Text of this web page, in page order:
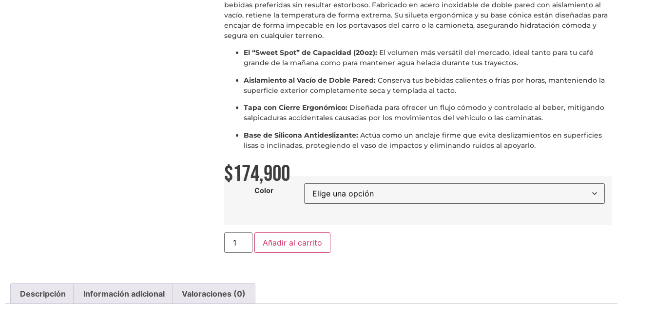
bebidas preferidas sin resultar estorboso. Fabricado en acero inoxidable de doble pared con aislamiento al
vacío, retiene la temperatura de forma extrema. Su silueta ergonómica y su base cónica están diseñadas para
encajar de forma impecable en los portavasos del carro o la camioneta, asegurando hidratación cómoda y
segura en cualquier terreno.
El “Sweet Spot” de Capacidad (20oz):El volumen más versátil del mercado, ideal tanto para tu café
grande de la mañana como para mantener agua helada durante tus trayectos.
Aislamiento al Vacío de Doble Pared:Conserva tus bebidas calientes o frías por horas, manteniendo la
superficie exterior completamente seca y templada al tacto.
Tapa con Cierre Ergonómico:Diseñada para ofrecer un flujo cómodo y controlado al beber, mitigando
salpicaduras accidentales causadas por los movimientos del vehículo o las caminatas.
Base de Silicona Antideslizante:Actúa como un anclaje firme que evita deslizamientos en superficies
lisas o inclinadas, protegiendo el vaso de impactos y eliminando ruidos al apoyarlo.
$174,900
Color
Añadir al carrito
Descripción Información adicional Valoraciones (0)